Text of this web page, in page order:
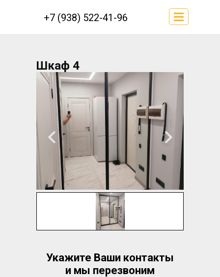
+7 (938) 522-41-96
Шкаф 4
Укажите Ваши контакты
и мы перезвоним